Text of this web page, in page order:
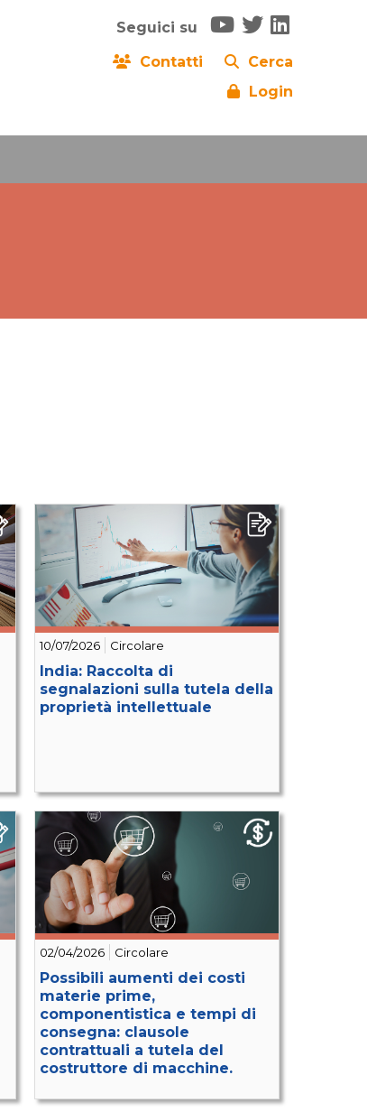
Seguici su
Contatti
Cerca
Login
10/07/2026 Circolare
India: Raccolta di
segnalazioni sulla tutela della
proprietà intellettuale
02/04/2026 Circolare
Possibili aumenti dei costi
materie prime,
componentistica e tempi di
consegna: clausole
contrattuali a tutela del
costruttore di macchine.